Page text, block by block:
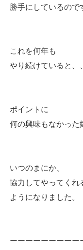
勝手にしているので
これを何年も
やり続けていると、、
ポイントに
何の興味もなかった
いつのまにか、
協力してやってくれ
ようになりました。
ーーーーーーーーー